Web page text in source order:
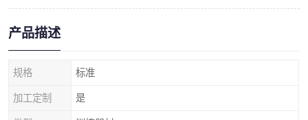
产品描述
规格 标准
加工定制 是